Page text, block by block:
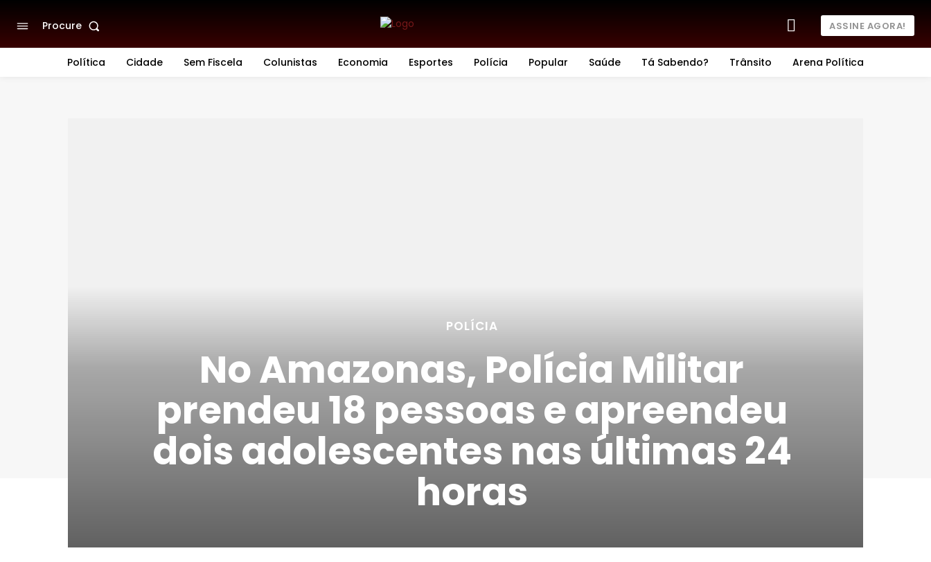
Procure ASSINE AGORA!
Política Cidade Sem Fiscela Colunistas Economia Esportes Polícia Popular Saúde Tá Sabendo? Trânsito Arena Política
POLÍCIA
No Amazonas, Polícia Militar
prendeu 18 pessoas e apreendeu
dois adolescentes nas últimas 24
horas